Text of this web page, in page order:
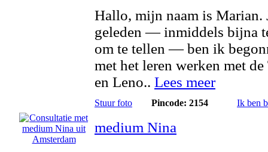
Hallo, mijn naam is Marian.
geleden — inmiddels bijna
om te tellen — ben ik
met het leren werken met de
en Leno.. Lees meer
Stuur foto Pincode: 2154 Ik ben
medium Nina